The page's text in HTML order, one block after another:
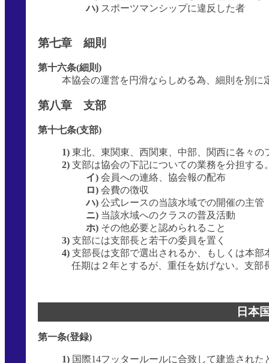
ハ) スポーツマンシップに違反した者
第七章 細則
第十六条(細則)
本協会の運営を円滑ならしめる為、細則を別に
第八章 支部
第十七条(支部)
1) 東北、東関東、西関東、中部、関西に各々
2) 支部は協会の下記についての業務を分担する
イ) 会員への連絡、協会報の配布
ロ) 会費の徴収
ハ) 公式レースの当該水域での開催の主管
ニ) 当該水域へのクラスの普及活動
ホ) その他必要と認められること
3) 支部には支部長と若干の委員を置く
4) 支部長は支部で選出されるか、もしくは本部
任期は２年とするが、重任を妨げない。支部
日本
第一条(登録)
1) 国際14フッタールールに合致して建造され